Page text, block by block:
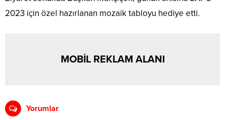
2023 için özel hazırlanan mozaik tabloyu hediye etti.
MOBİL REKLAM ALANI
Yorumlar